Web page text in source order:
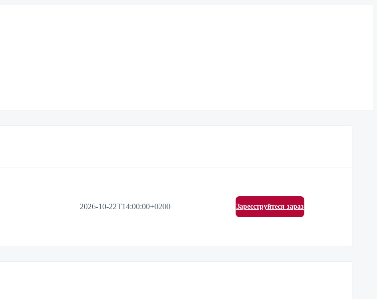
2026-10-22T14:00:00+0200 Зареєструйтеся зараз